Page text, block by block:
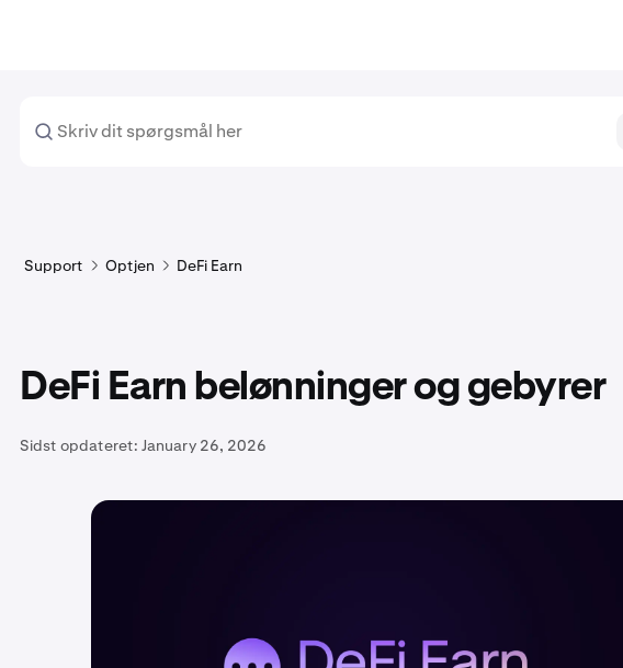
Support Optjen DeFi Earn
DeFi Earn belønninger og gebyrer
Sidst opdateret: January 26, 2026